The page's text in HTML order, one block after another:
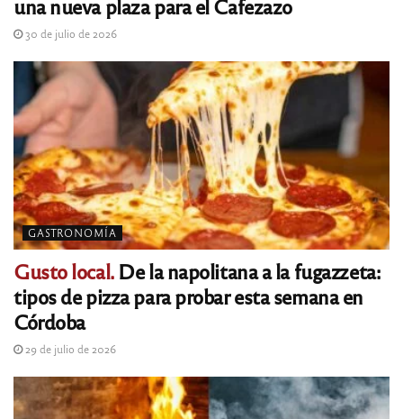
una nueva plaza para el Cafezazo
30 de julio de 2026
GASTRONOMÍA
Gusto local.De la napolitana a la fugazzeta:
tipos de pizza para probar esta semana en
Córdoba
29 de julio de 2026